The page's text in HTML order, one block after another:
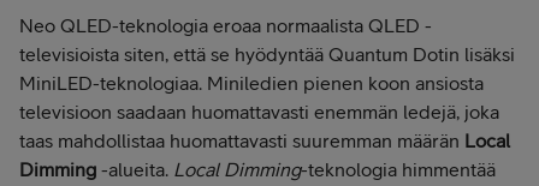
Neo QLED-teknologia eroaa normaalista QLED -
televisioista siten, että se hyödyntää Quantum Dotin lisäksi
MiniLED-teknologiaa. Miniledien pienen koon ansiosta
televisioon saadaan huomattavasti enemmän ledejä, joka
taas mahdollistaa huomattavasti suuremman määrän Local
Dimming -alueita. Local Dimming-teknologia himmentää